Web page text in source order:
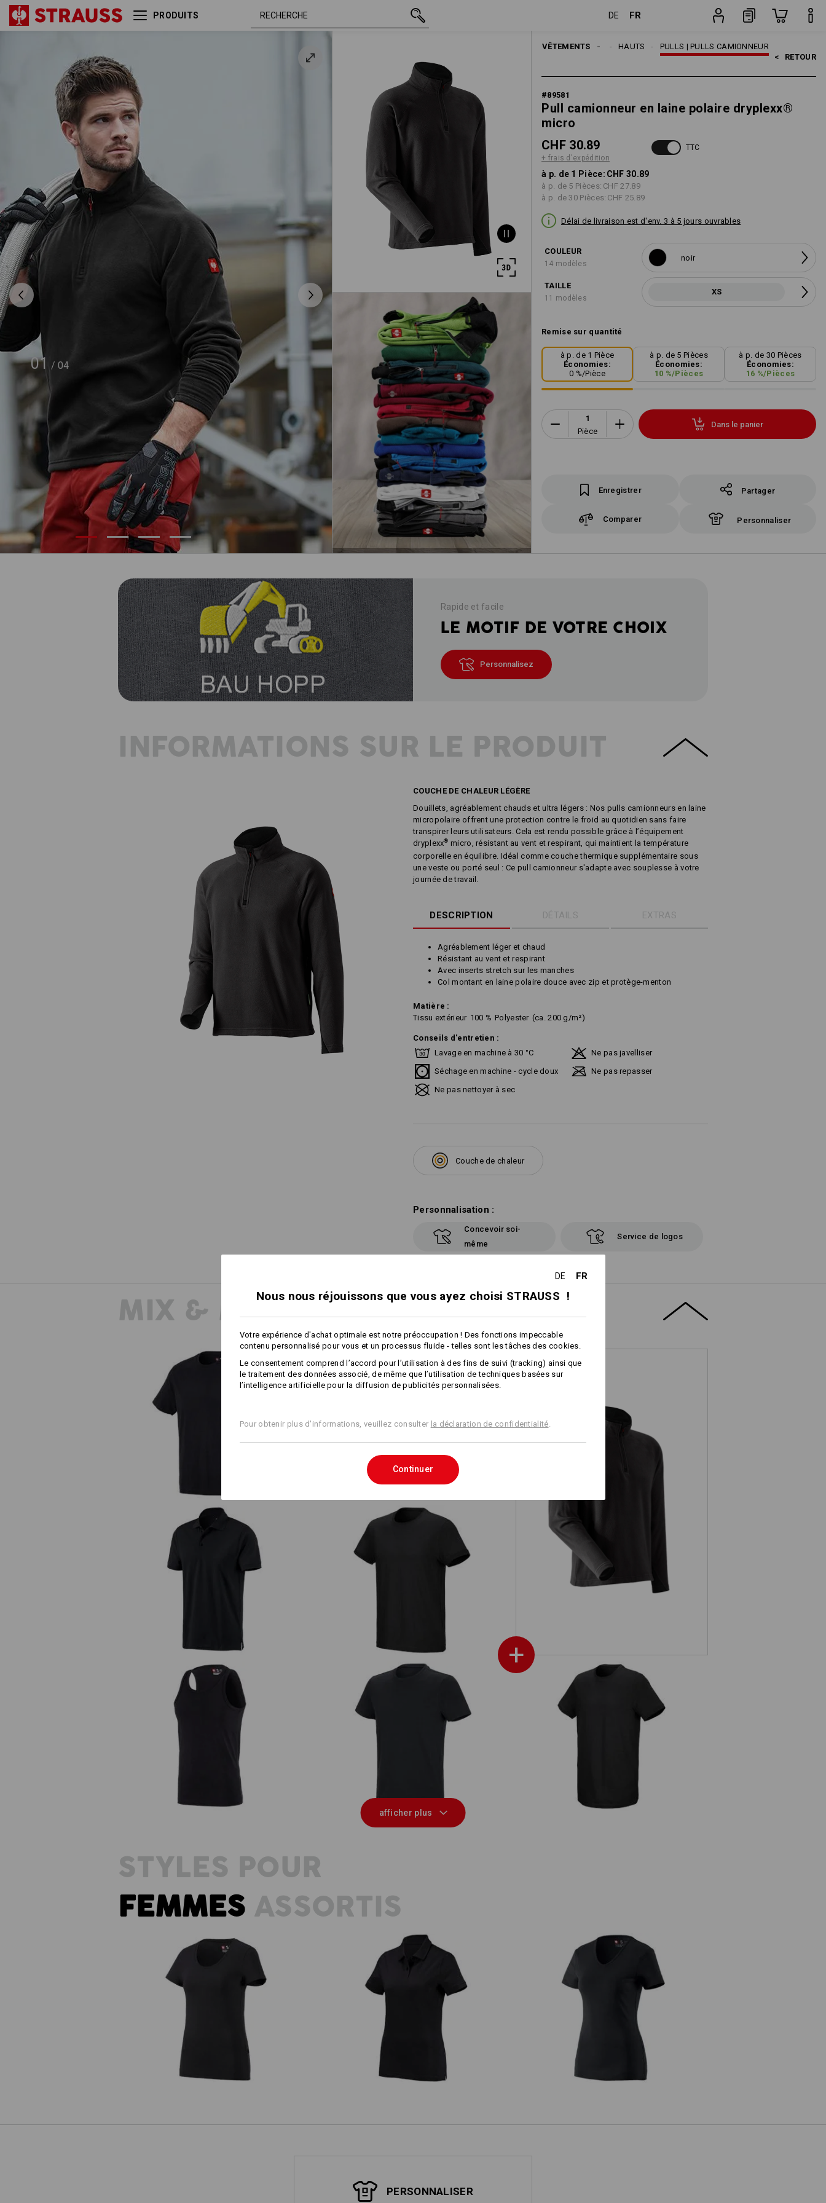
PRODUITS DE FR
01 / 04
VÊTEMENTS PULLS | PULLS CAMIONNEUR
HAUTS
HOMMES
< RETOUR
#89581
Pull camionneur en laine polaire dryplexx®
micro
CHF 30.89
+ frais d'expédition
TTC
à p. de 1 Pièce: CHF 30.89
à p. de 5 Pièces: CHF 27.89
à p. de 30 Pièces: CHF 25.89
Délai de livraison est d'env. 3 à 5 jours ouvrables
COULEUR
14 modèles
noir
TAILLE
11 modèles
XS
Remise sur quantité
à p. de 1 Pièce
Économies:
0 %/Pièce
à p. de 5 Pièces
Économies:
10 %/Pièces
à p. de 30 Pièces
Économies:
16 %/Pièces
Pièce
Dans le panier
Enregistrer Partager
Comparer Personnaliser
Pull camionneur en laine
noir XS CHF 30.89
Rapide et facile
LE MOTIF DE VOTRE CHOIX
Personnalisez
INFORMATIONS SUR LE PRODUIT
COUCHE DE CHALEUR LÉGÈRE
Douillets, agréablement chauds et ultra légers : Nos pulls camionneurs en laine
micropolaire offrent une protection contre le froid au quotidien sans faire
transpirer leurs utilisateurs. Cela est rendu possible grâce à l’équipement
dryplexx® micro, résistant au vent et respirant, qui maintient la température
corporelle en équilibre. Idéal comme couche thermique supplémentaire sous
une veste ou porté seul : Ce pull camionneur s'adapte avec souplesse à votre
journée de travail.
DESCRIPTION DÉTAILS EXTRAS
Agréablement léger et chaud
Résistant au vent et respirant
Avec inserts stretch sur les manches
Col montant en laine polaire douce avec zip et protège-menton
Matière :
Tissu extérieur 100 % Polyester (ca. 200 g/m²)
Conseils d'entretien :
Lavage en machine à 30 °C
Ne pas javelliser
Séchage en machine - cycle doux
Ne pas repasser
Ne pas nettoyer à sec
Couche de chaleur
Personnalisation :
Concevoir soi-
même
Service de logos
MIX & MATCH
+
e.s. T-shirt cotton O2 Chaussures de travail e.s. Minkar II
e.s. Polo cotton e.s. T-Shirt cotton stretch
e.s. T-shirt Athletic cotton e.s. T-shirt fonctionnel poly cotton e.s. T-Shirt cotton stretch, long fit
afficher plus
STYLES POUR
FEMMESASSORTIS
e.s. T-shirt cotton stretch, femmes e.s. Polo cotton, femmes e.s. T-shirt cotton V-Neck, femmes
PERSONNALISER
DE FR
Nous nous réjouissons que vous ayez choisi STRAUSS !
Votre expérience d'achat optimale est notre préoccupation ! Des fonctions impeccable
contenu personnalisé pour vous et un processus fluide - telles sont les tâches des cookies.
Le consentement comprend l’accord pour l’utilisation à des fins de suivi (tracking) ainsi que
le traitement des données associé, de même que l’utilisation de techniques basées sur
l’intelligence artificielle pour la diffusion de publicités personnalisées.
Pour obtenir plus d'informations, veuillez consulter la déclaration de confidentialité
Continuer